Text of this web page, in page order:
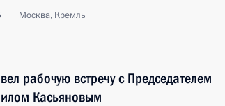
Москва, Кремль
рабочую встречу с Председателем
Касьяновым